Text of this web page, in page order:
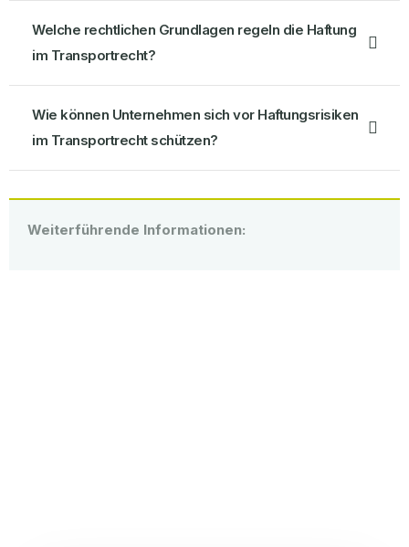
Welche rechtlichen Grundlagen regeln die Haftung
im Transportrecht?
Wie können Unternehmen sich vor Haftungsrisiken
im Transportrecht schützen?
Weiterführende Informationen: